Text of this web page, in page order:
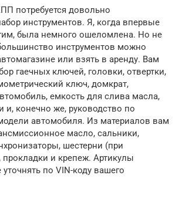
потребуется довольно
инструментов. Я, когда впервые
была немного ошеломлена. Но не
инструментов можно
или взять в аренду. Вам
гаечных ключей, головки, отвертки,
ключ, домкрат,
емкость для слива масла,
и, конечно же, руководство по
автомобиля. Из материалов вам
масло, сальники,
шестерни (при
прокладки и крепеж. Артикулы
по VIN-коду вашего